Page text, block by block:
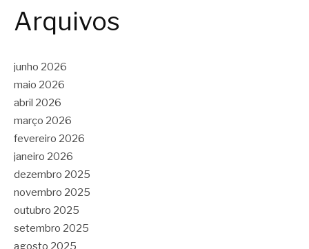
Arquivos
junho 2026
maio 2026
abril 2026
março 2026
fevereiro 2026
janeiro 2026
dezembro 2025
novembro 2025
outubro 2025
setembro 2025
agosto 2025